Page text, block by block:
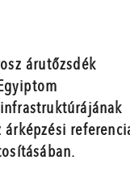
árutőzsdék
árképzési